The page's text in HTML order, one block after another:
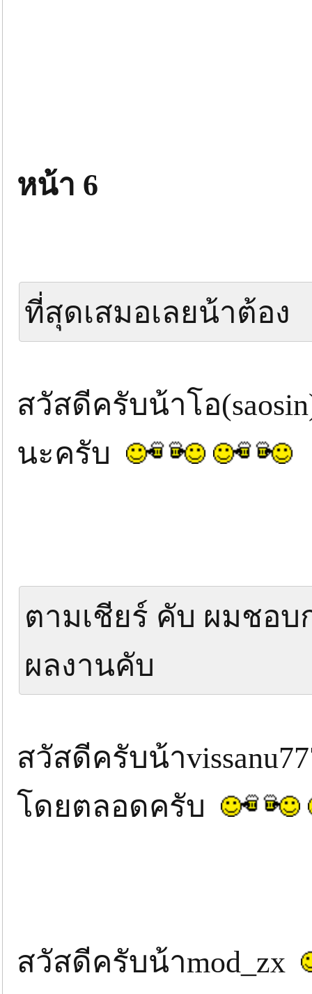
หน้า 6
ที่สุดเสมอเลยน้าต้อง
สวัสดีครับน้าโอ
นะครับ
ตามเชียร์ คับ ผมชอ
ผลงานคับ
สวัสดีครับน้า
โดยตลอดครับ
สวัสดีครับน้าmod_zx